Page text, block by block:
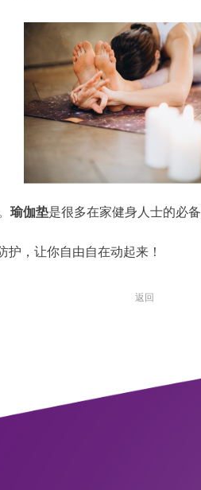
瑜伽垫是很多在家健身人士的必
护，让你自由自在动起来！
返回